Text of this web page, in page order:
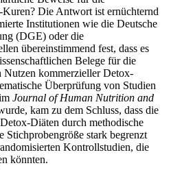
Die Antwort ist ernüchternd
Institutionen wie die Deutsche
(DGE) oder die
übereinstimmend fest, dass es
Belege für die
kommerzieller Detox-
Überprüfung von Studien
Journal of Human Nutrition and
kam zu dem Schluss, dass die
Diäten durch methodische
Stichprobengröße stark begrenzt
Kontrollstudien, die
könnten.